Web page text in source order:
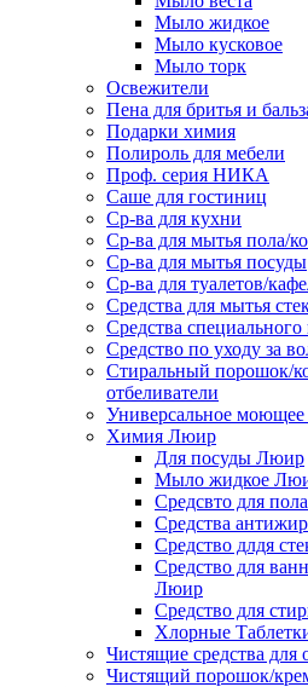
Мыло жидкое
Мыло кусковое
Мыло торк
Освежители
Пена для бритья и
Подарки химия
Полироль для мебели
Проф. серия НИКА
Саше для гостиниц
Ср-ва для кухни
Ср-ва для мытья пола/
Ср-ва для мытья посуды
Ср-ва для туалетов/
Средства для мытья
Средства специального
Средство по уходу за
Стиральный порошок/
отбеливатели
Универсальное моющее
Химия Люир
Для посуды Люир
Мыло жидкое
Средсвто для
Средства
Средство длдя
Средство для
Люир
Средство для
Хлорные
Чистящие средства для
Чистящий порошок/